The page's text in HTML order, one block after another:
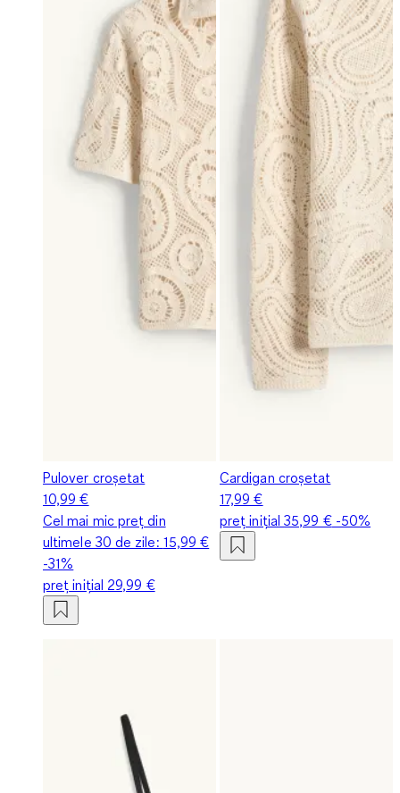
Pulover croșetat
10,99 €
Cel mai mic preț din
ultimele 30 de zile: 15,99 €
-31%
preț inițial 29,99 €
Cardigan croșetat
17,99 €
preț inițial35,99 €-50%